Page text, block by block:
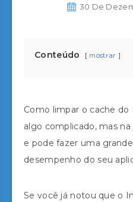
30 De
Conteúdo mostrar
Como limpar o cache
algo complicado, mas
e pode fazer uma
desempenho do seu
Se você já notou que o